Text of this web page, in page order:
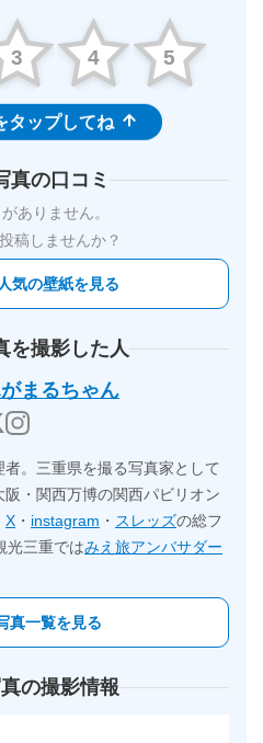
3 4 5
タップしてね
真の口コミ
ありません。
稿しませんか？
気の壁紙を見る
を撮影した人
まるちゃん
。三重県を撮る写真家として
・関西万博の関西パビリオン
X ・ instagram ・ スレッズの総フ
光三重ではみえ旅アンバサダー
真一覧を見る
の撮影情報